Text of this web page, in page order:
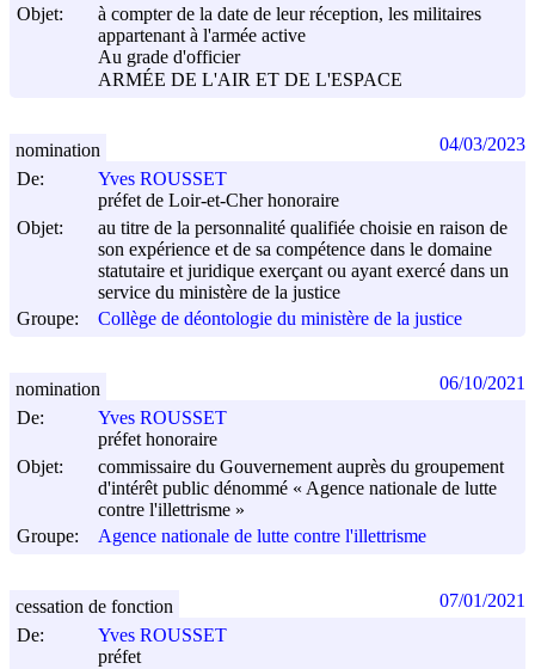
Objet:
à compter de la date de leur réception, les militaires
appartenant à l'armée active
Au grade d'officier
ARMÉE DE L'AIR ET DE L'ESPACE
De:
Yves ROUSSET
préfet de Loir-et-Cher honoraire
Objet:
au titre de la personnalité qualifiée choisie en raison de
son expérience et de sa compétence dans le domaine
statutaire et juridique exerçant ou ayant exercé dans un
service du ministère de la justice
Groupe:
Collège de déontologie du ministère de la justice
nomination 04/03/2023
De:
Yves ROUSSET
préfet honoraire
Objet:
commissaire du Gouvernement auprès du groupement
d'intérêt public dénommé « Agence nationale de lutte
contre l'illettrisme »
Groupe:
Agence nationale de lutte contre l'illettrisme
nomination 06/10/2021
De:
Yves ROUSSET
préfet
cessation de fonction 07/01/2021